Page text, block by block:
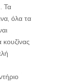
Τα
όλα τα